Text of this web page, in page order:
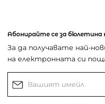
Абонирайте се за бюлетина
За да получавате най-
на електронната си